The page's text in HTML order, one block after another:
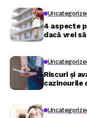
4 aspecte
dacă vrei
Riscuri și
cazinourile